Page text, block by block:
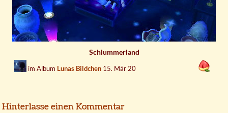
Schlummerland
im Album Lunas Bildchen 15. Mär 20
Hinterlasse einen Kommentar